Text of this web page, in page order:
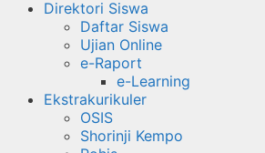
Direktori Siswa
Daftar Siswa
Ujian Online
e-Raport
e-Learning
Ekstrakurikuler
OSIS
Shorinji Kempo